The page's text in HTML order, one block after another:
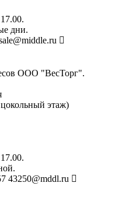
дни.
ООО "ВесТорг".
этаж)
43250@mddl.ru